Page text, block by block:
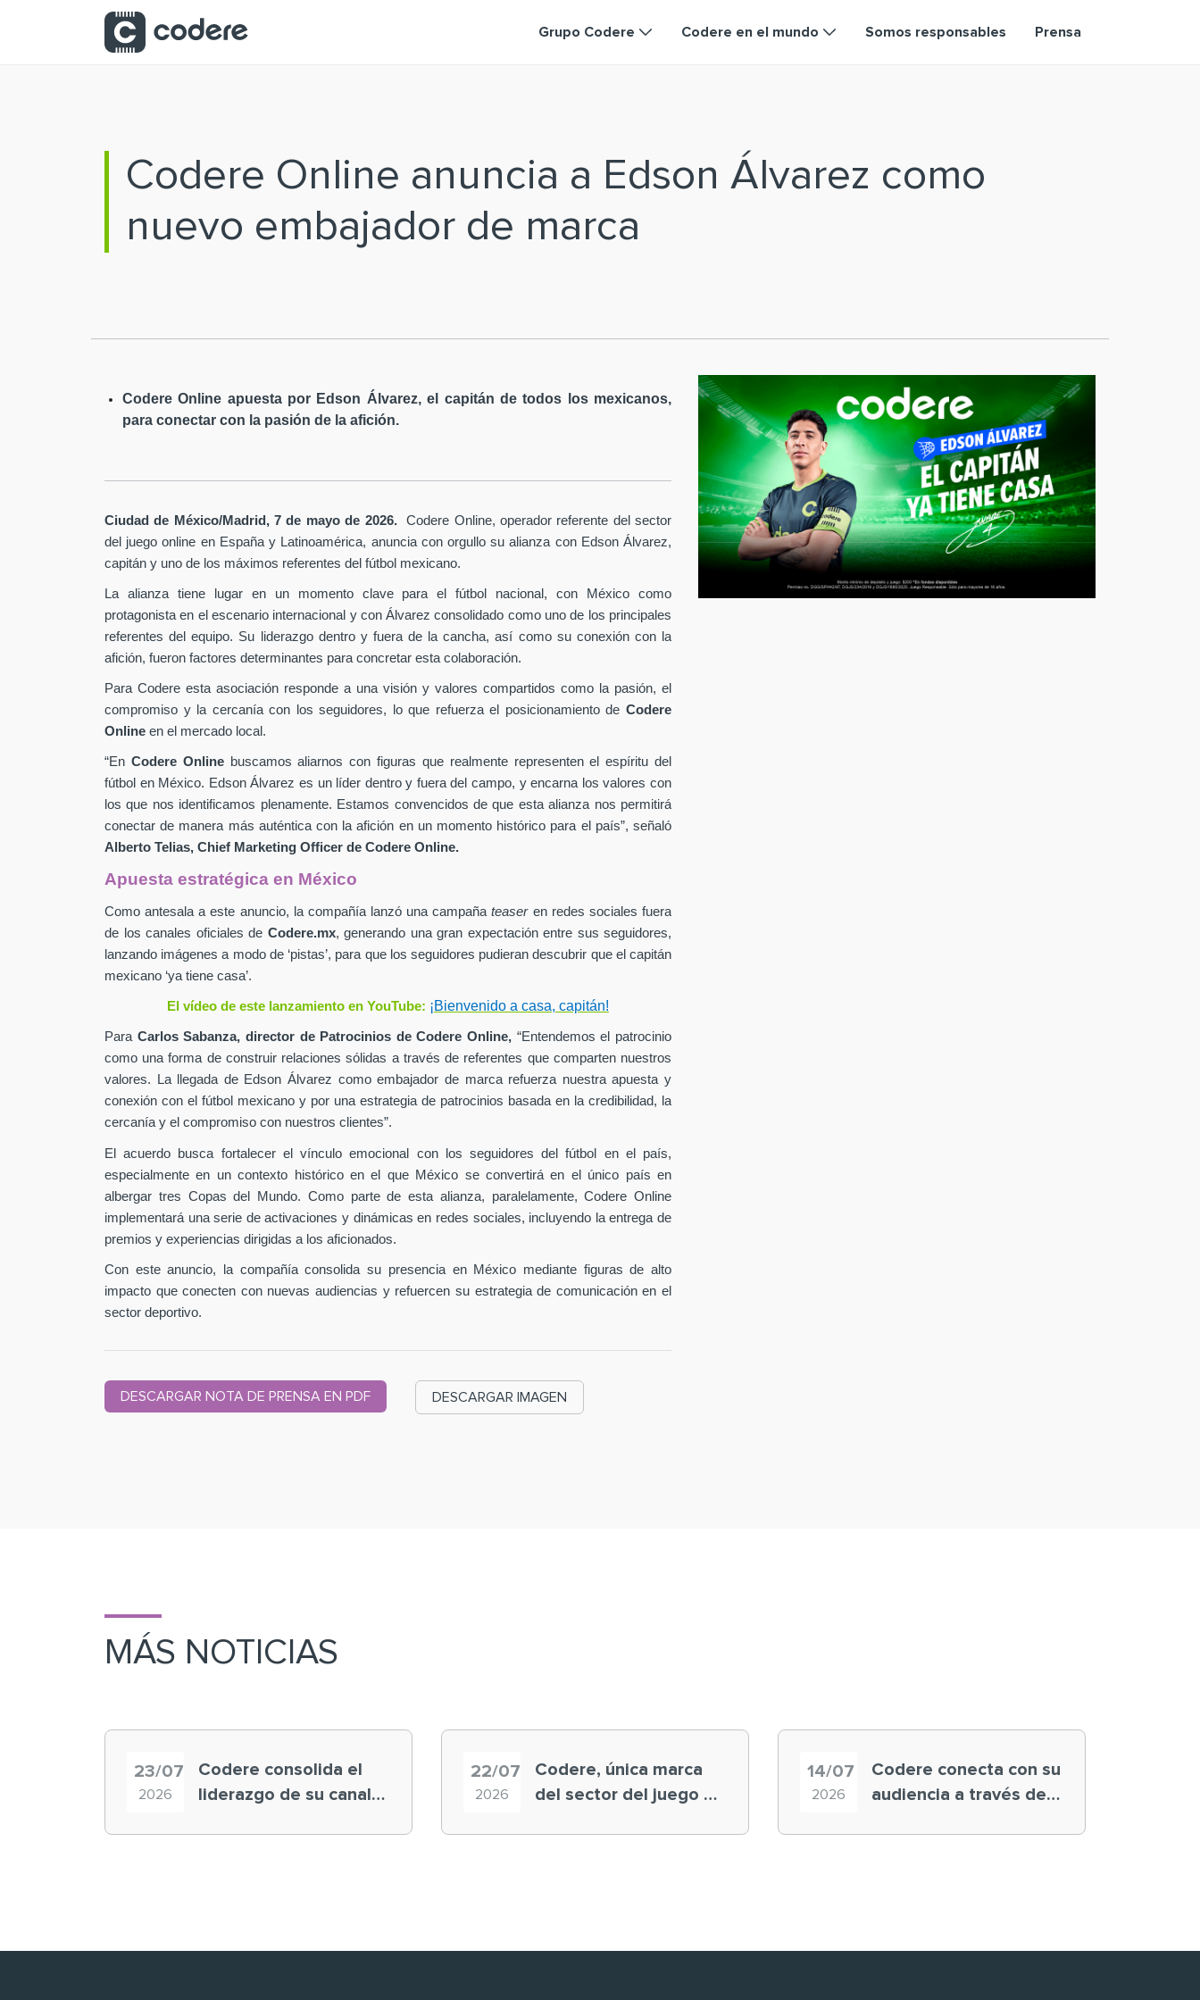
Saltar al contenido principal
Grupo Codere Codere en el mundo Somos responsables Prensa
Codere Online anuncia a Edson Álvarez como
nuevo embajador de marca
Codere Online apuesta por Edson Álvarez, el capitán de todos los mexicanos,
para conectar con la pasión de la afición.
Ciudad de México/Madrid, 7 de mayo de 2026.Codere Online, operador referente del sector
del juego online en España y Latinoamérica, anuncia con orgullo su alianza con Edson Álvarez,
capitán y uno de los máximos referentes del fútbol mexicano.
La alianza tiene lugar en un momento clave para el fútbol nacional, con México como
protagonista en el escenario internacional y con Álvarez consolidado como uno de los principales
referentes del equipo. Su liderazgo dentro y fuera de la cancha, así como su conexión con la
afición, fueron factores determinantes para concretar esta colaboración.
Para Codere esta asociación responde a una visión y valores compartidos como la pasión, el
compromiso y la cercanía con los seguidores, lo que refuerza el posicionamiento de Codere
Online en el mercado local.
“En Codere Onlinebuscamos aliarnos con figuras que realmente representen el espíritu del
fútbol en México. Edson Álvarez es un líder dentro y fuera del campo, y encarna los valores con
los que nos identificamos plenamente. Estamos convencidos de que esta alianza nos permitirá
conectar de manera más auténtica con la afición en un momento histórico para el país”, señaló
Alberto Telias, Chief Marketing Officer de Codere Online.
Apuesta estratégica en México
Como antesala a este anuncio, la compañía lanzó una campañateaseren redes sociales fuera
de los canales oficiales de Codere.mx, generando una gran expectación entre sus seguidores,
lanzando imágenes a modo de ‘pistas’, para que los seguidores pudieran descubrir que el capitán
mexicano ‘ya tiene casa’.
El vídeo de este lanzamiento en YouTube: ¡Bienvenido a casa, capitán!
Para Carlos Sabanza, director de Patrocinios de Codere Online, “Entendemos el patrocinio
como una forma de construir relaciones sólidas a través de referentes que comparten nuestros
valores. La llegada de Edson Álvarez como embajador de marca refuerza nuestra apuesta y
conexión con el fútbol mexicano y por una estrategia de patrocinios basada en la credibilidad, la
cercanía y el compromiso con nuestros clientes”.
El acuerdo busca fortalecer el vínculo emocional con los seguidores del fútbol en el país,
especialmente en un contexto histórico en el que México se convertirá en el único país en
albergar tres Copas del Mundo. Como parte de esta alianza, paralelamente, Codere Online
implementará una serie de activaciones y dinámicas en redes sociales, incluyendo la entrega de
premios y experiencias dirigidas a los aficionados.
Con este anuncio, la compañía consolida su presencia en México mediante figuras de alto
impacto que conecten con nuevas audiencias y refuercen su estrategia de comunicación en el
sector deportivo.
DESCARGAR NOTA DE PRENSA EN PDF DESCARGAR IMAGEN
MÁS NOTICIAS
23/07
2026
Codere consolida el
liderazgo de su canal
22/07
2026
Codere, única marca
del sector del juego en
14/07
2026
Codere conecta con su
audiencia a través de